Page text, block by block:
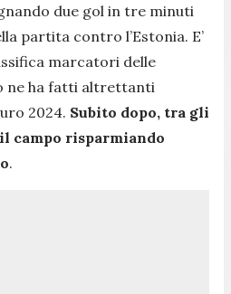
due gol in tre minuti
partita contro l’Estonia. E’
marcatori delle
ne ha fatti altrettanti
2024. Subito dopo, tra gli
campo risparmiando
.